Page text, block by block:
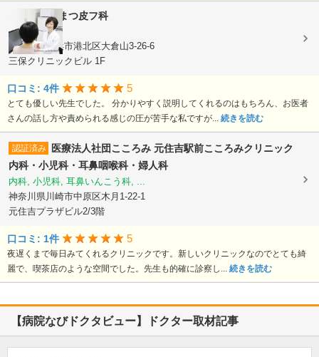
大倉山あかまつ皮フ科
皮膚科
神奈川県横浜市港北区大倉山3-26-6
三保クリニックビル 1F
口コミ: 4件 5
とても優しい先生でした。 分かりやすく説明してくれるのはもちろん、お医者
さんの話し方や責められる感じの圧が苦手な私ですが... 続きを読む
認証済み 医療法人社団こころみ 元住吉駅前こころみクリニック
内科・小児科・耳鼻咽喉科・婦人科
内科, 小児科, 耳鼻いんこう科, ...
神奈川県川崎市中原区木月1-22-1
元住吉プラザビル2/3階
口コミ: 1件 5
夜遅くまで毎日みてくれるクリニックです。新しいクリニックなのでとても綺
麗で、喫茶店のような空間でした。先生も的確に診察し... 続きを読む
【病院なびドクタビュー】ドクター取材記事